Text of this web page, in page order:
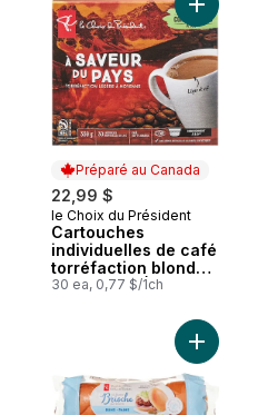
Barres Nanaimo, mélange à
Préparé au Canada
22,99 $
Préparé au Canada
le Choix du Président
Cartouches
individuelles de café
torréfaction blonde
à moyenne À saveur
30 ea, 0,77 $/1ch
Ajouter
Miche Brioche pur beurre au
Ajouter